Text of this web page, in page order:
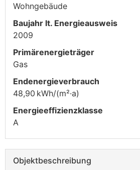
Wohngebäude
Baujahr lt. Energieausweis
2009
Primärenergieträger
Gas
Endenergie­verbrauch
48,90 kWh/(m²·a)
Energie­effizienz­klasse
A
Objekt­beschreibung